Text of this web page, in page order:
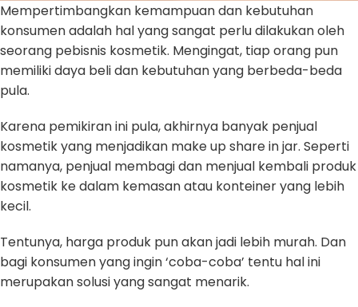
Mempertimbangkan kemampuan dan kebutuhan
konsumen adalah hal yang sangat perlu dilakukan oleh
seorang pebisnis kosmetik. Mengingat, tiap orang pun
memiliki daya beli dan kebutuhan yang berbeda-beda
pula.
Karena pemikiran ini pula, akhirnya banyak penjual
kosmetik yang menjadikan make up share in jar. Seperti
namanya, penjual membagi dan menjual kembali produk
kosmetik ke dalam kemasan atau konteiner yang lebih
kecil.
Tentunya, harga produk pun akan jadi lebih murah. Dan
bagi konsumen yang ingin ‘coba-coba’ tentu hal ini
merupakan solusi yang sangat menarik.